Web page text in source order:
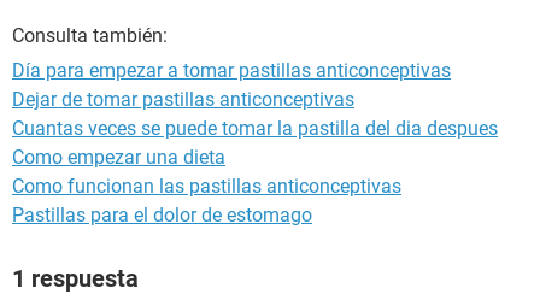
Consulta también:
Día para empezar a tomar pastillas anticonceptivas
Dejar de tomar pastillas anticonceptivas
Cuantas veces se puede tomar la pastilla del dia despues
Como empezar una dieta
Como funcionan las pastillas anticonceptivas
Pastillas para el dolor de estomago
1 respuesta